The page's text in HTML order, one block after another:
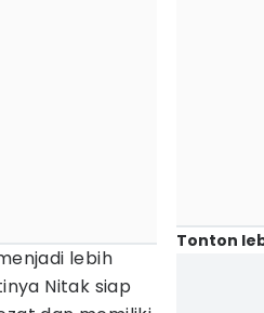
lebih
Nitak siap
Tonton